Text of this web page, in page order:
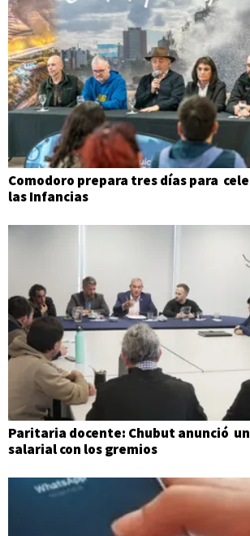
Comodoro prepara tres días para
las Infancias
Paritaria docente: Chubut anunció
salarial con los gremios